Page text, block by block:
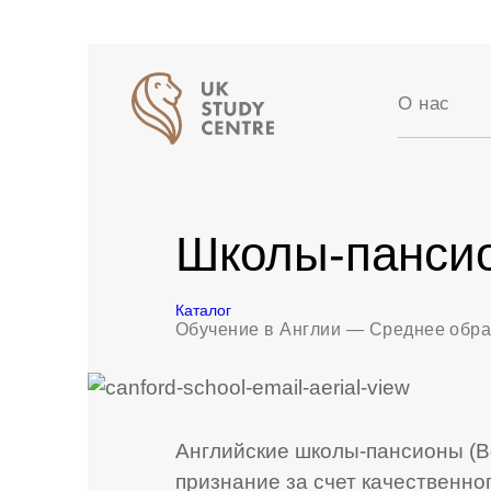
О нас
Вакансии
Школы-
Каталог
Обучение в Англии — Среднее
Английские школы-пансионы
признание за счет